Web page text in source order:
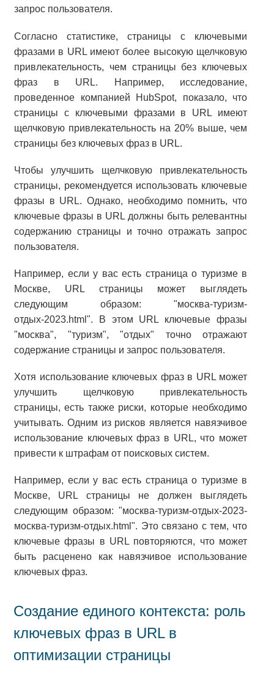
запрос пользователя.
Согласно статистике, страницы с ключевыми
фразами в URL имеют более высокую щелчковую
привлекательность, чем страницы без ключевых
фраз в URL. Например, исследование,
проведенное компанией HubSpot, показало, что
страницы с ключевыми фразами в URL имеют
щелчковую привлекательность на 20% выше, чем
страницы без ключевых фраз в URL.
Чтобы улучшить щелчковую привлекательность
страницы, рекомендуется использовать ключевые
фразы в URL. Однако, необходимо помнить, что
ключевые фразы в URL должны быть релевантны
содержанию страницы и точно отражать запрос
пользователя.
Например, если у вас есть страница о туризме в
Москве, URL страницы может выглядеть
следующим образом: "москва-туризм-
отдых-2023.html". В этом URL ключевые фразы
"москва", "туризм", "отдых" точно отражают
содержание страницы и запрос пользователя.
Хотя использование ключевых фраз в URL может
улучшить щелчковую привлекательность
страницы, есть также риски, которые необходимо
учитывать. Одним из рисков является навязчивое
использование ключевых фраз в URL, что может
привести к штрафам от поисковых систем.
Например, если у вас есть страница о туризме в
Москве, URL страницы не должен выглядеть
следующим образом: "москва-туризм-отдых-2023-
москва-туризм-отдых.html". Это связано с тем, что
ключевые фразы в URL повторяются, что может
быть расценено как навязчивое использование
ключевых фраз.
Создание единого контекста: роль
ключевых фраз в URL в
оптимизации страницы